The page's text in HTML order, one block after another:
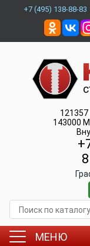
+7 (495) 138-88-83
121357
143000
МЕНЮ